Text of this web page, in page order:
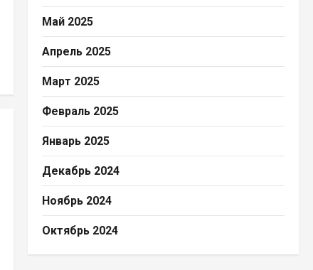
Май 2025
Апрель 2025
Март 2025
Февраль 2025
Январь 2025
Декабрь 2024
Ноябрь 2024
Октябрь 2024